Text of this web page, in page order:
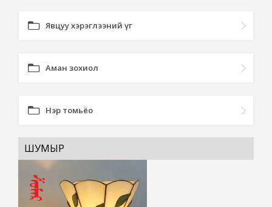
Явцуу хэрэглээний үг
Аман зохиол
Нэр томьёо
ШУМЫР